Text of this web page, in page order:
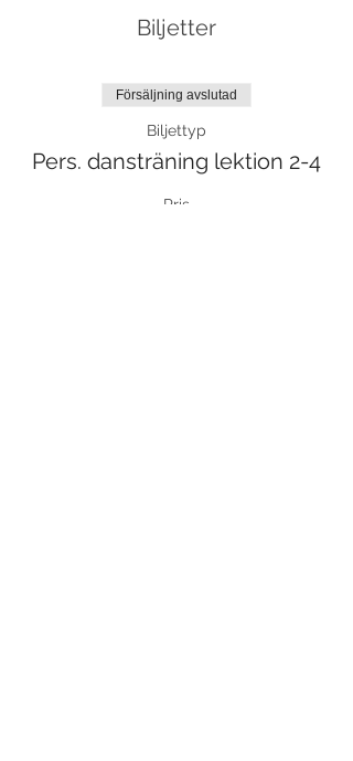
Biljetter
Försäljning avslutad
Biljettyp
Pers. dansträning lektion 2-4
Pris